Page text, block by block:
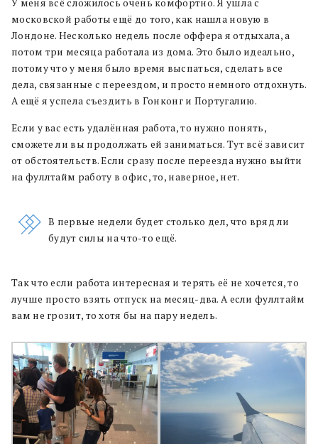
У меня всё сложилось очень комфортно. Я ушла с
московской работы ещё до того, как нашла новую в
Лондоне. Несколько недель после оффера я отдыхала, а
потом три месяца работала из дома. Это было идеально,
потому что у меня было время выспаться, сделать все
дела, связанные с переездом, и просто немного отдохнуть.
А ещё я успела съездить в Гонконг и Португалию.
Если у вас есть удалённая работа, то нужно понять,
сможете ли вы продолжать ей заниматься. Тут всё зависит
от обстоятельств. Если сразу после переезда нужно выйти
на фуллтайм работу в офис, то, наверное, нет.
В первые недели будет столько дел, что вряд ли
будут силы на что-то ещё.
Так что если работа интересная и терять её не хочется, то
лучше просто взять отпуск на месяц-два. А если фуллтайм
вам не грозит, то хотя бы на пару недель.